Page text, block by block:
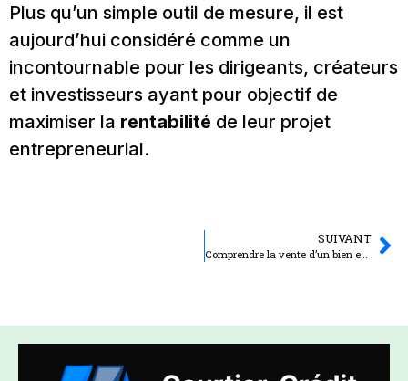
Plus qu’un simple outil de mesure, il est
aujourd’hui considéré comme un
incontournable pour les dirigeants, créateurs
et investisseurs ayant pour objectif de
maximiser la rentabilité de leur projet
entrepreneurial.
SUIVANT
Comprendre la vente d’un bien en usufruit : conditions et repartition du prix